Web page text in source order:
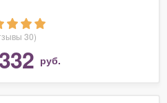
30)
руб.